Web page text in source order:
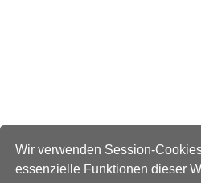
Wir verwenden Session-
essenzielle Funktionen dieser